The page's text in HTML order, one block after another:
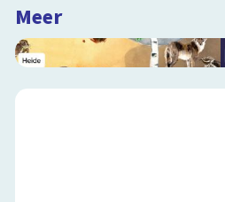
Meer